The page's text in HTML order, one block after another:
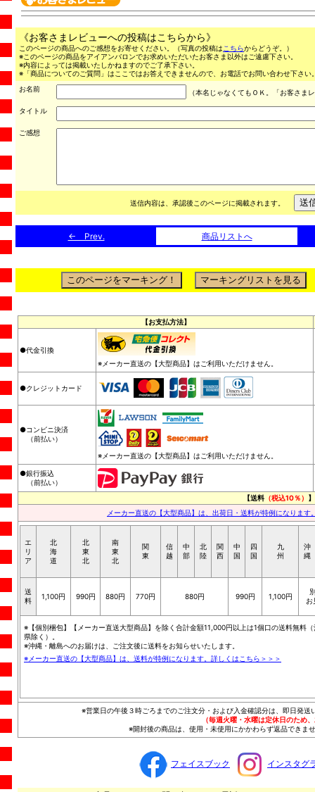
《お客さまレビューへの投稿はこちらから》
このページの商品へのご感想をお寄せください。（写真の投稿は こちらからどうぞ。）
※このページの商品をアイアンバロンでお求めいただいたお客さま以外はご遠慮下さい。
※内容によっては掲載いたしかねますのでご了承下さい。
※「商品についてのご質問」はここではお答えできませんので、お電話でお問い合わせ下さ
お名前
（本名じゃなくてもＯＫ。「お客さま
タイトル
ご感想
送信内容は、承認後このページに掲載されます。
← Prev. 商品リストへ
【お支払方法】
●代金引換
※メーカー直送の【大型商品】はご利用いただけません。
●クレジットカード
●コンビニ決済
（前払い）
※メーカー直送の【大型商品】はご利用いただけません。
●銀行振込
（前払い）
【送料 （税込10％） 】
メーカー直送の【大型商品】は、出荷日・送料が特例になりま
エ
リ
ア
北
海
道
北
東
北
南
東
北
関
東
信
越
中
部
北
陸
関
西
中
国
四
国
九
州
沖
縄
送
料
1,100円 990円 880円 770円 880円 990円 1,100円
お
※【個別梱包】【メーカー直送大型商品】を除く合計金額11,000円以上は1個口の送料無料（
県除く）。
※沖縄・離島へのお届けは、ご注文後に送料をお知らせいたします。
※メーカー直送の【大型商品】は、送料が特例になります。詳しくはこちら＞＞＞
※営業日の午後３時ごろまでのご注文分・および入金確認分は、即日発
（毎週火曜・水曜は定休日のため
※開封後の商品は、使用・未使用にかかわらず返品できま
フェイスブック インスタグ